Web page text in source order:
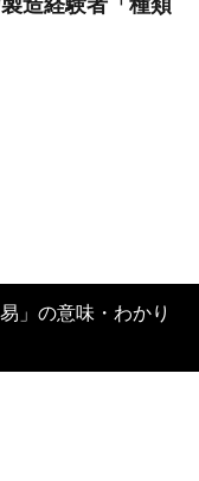
」の意味・わかり